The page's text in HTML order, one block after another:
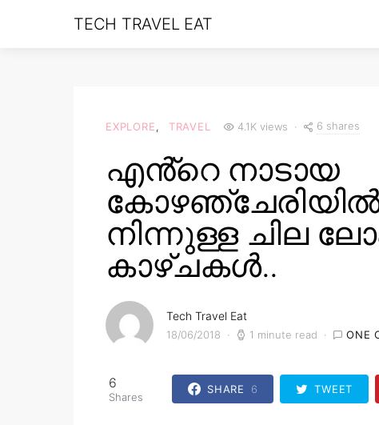
TECH TRAVEL EAT
EXPLORE TRAVEL 4.1K views 6 shares
എൻ്റെ നാടായ
നിന്നുള്ള ചില
കാഴ്ചകൾ..
Tech Travel Eat
18/06/2018 1 minute read ONE
6
Shares
SHARE 6 TWEET